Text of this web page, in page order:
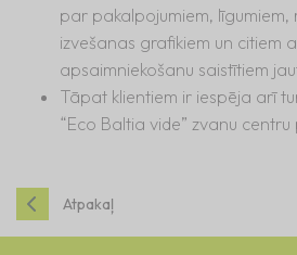
par pakalpojumiem, līgumiem,
izvešanas grafikiem un citiem
apsaimniekošanu saistītiem
Tāpat klientiem ir iespēja arī
“Eco Baltia vide” zvanu centru
Atpakaļ